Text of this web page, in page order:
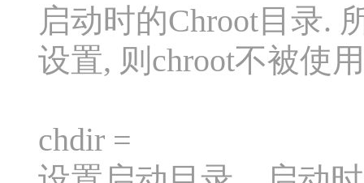
启动时的Chroot目录.
设置, 则chroot不被使
chdir =